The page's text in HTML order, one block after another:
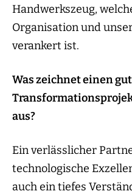
Handwerkszeug,
Organisation und
verankert ist.
Was zeichnet einen
aus?
Ein verlässlicher
technologische
auch ein tiefes